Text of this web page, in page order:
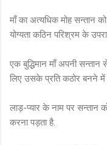
माँ का अत्यधिक मोह सन्तान
योग्यता कठिन परिश्रम के
एक बुद्धिमान माँ अपनी
लिए उसके प्रति कठोर बनने में
लाड़-प्यार के नाम पर सन्तान
करना पड़ता है.